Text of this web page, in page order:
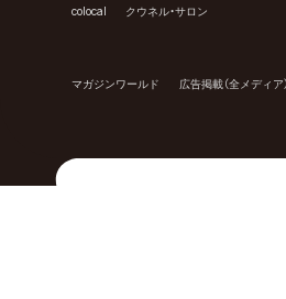
colocal
クウネル・サロン
マガジンワールド 広告掲載（全メディア）